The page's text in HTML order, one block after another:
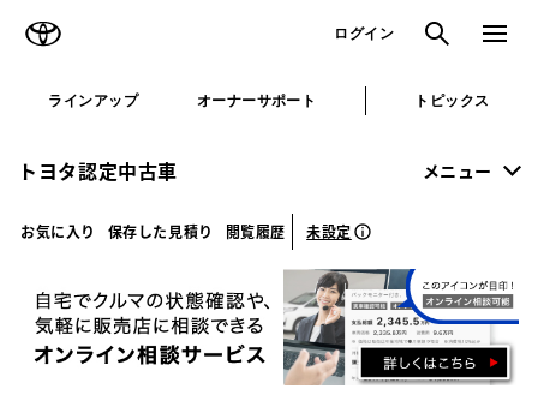
ログイン 検索 メニュ
ラインアップ オーナーサポート トピックス
トヨタ認定中古車 メニュー
お気に入り 保存した見積り 閲覧履歴 未設定